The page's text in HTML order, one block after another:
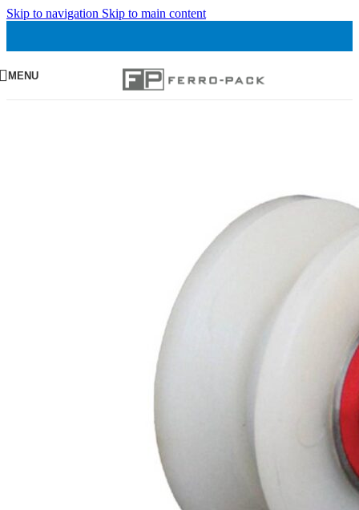
Skip to navigation Skip to main content
MENU